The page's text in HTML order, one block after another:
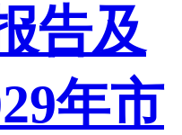
告及
年市